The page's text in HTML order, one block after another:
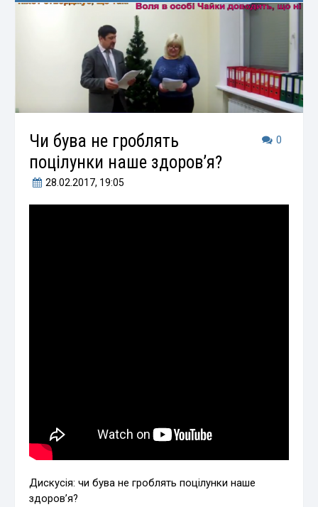
0
Чи бува не гроблять
поцілунки наше здоров’я?
28.02.2017, 19:05
Дискусія: чи бува не гроблять поцілунки наше
здоров’я?